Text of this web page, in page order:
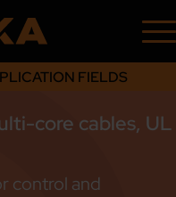
FIELDS
core cables, UL
control and